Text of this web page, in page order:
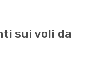
sui voli da